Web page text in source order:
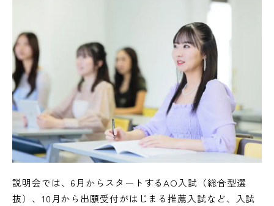
説明会では、6月からスタートするAO入試（総合型選
抜）、10月から出願受付がはじまる推薦入試など、入試